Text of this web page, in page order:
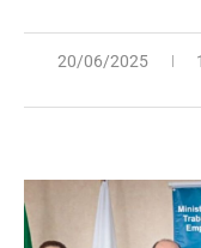
20/06/2025